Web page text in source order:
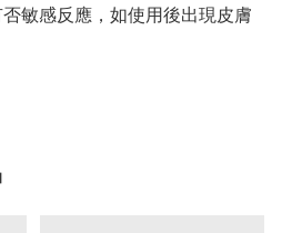
敏感反應，如使用後出現皮膚